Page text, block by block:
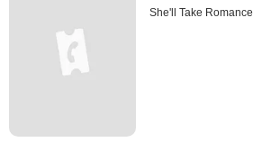
She'll Take Romance